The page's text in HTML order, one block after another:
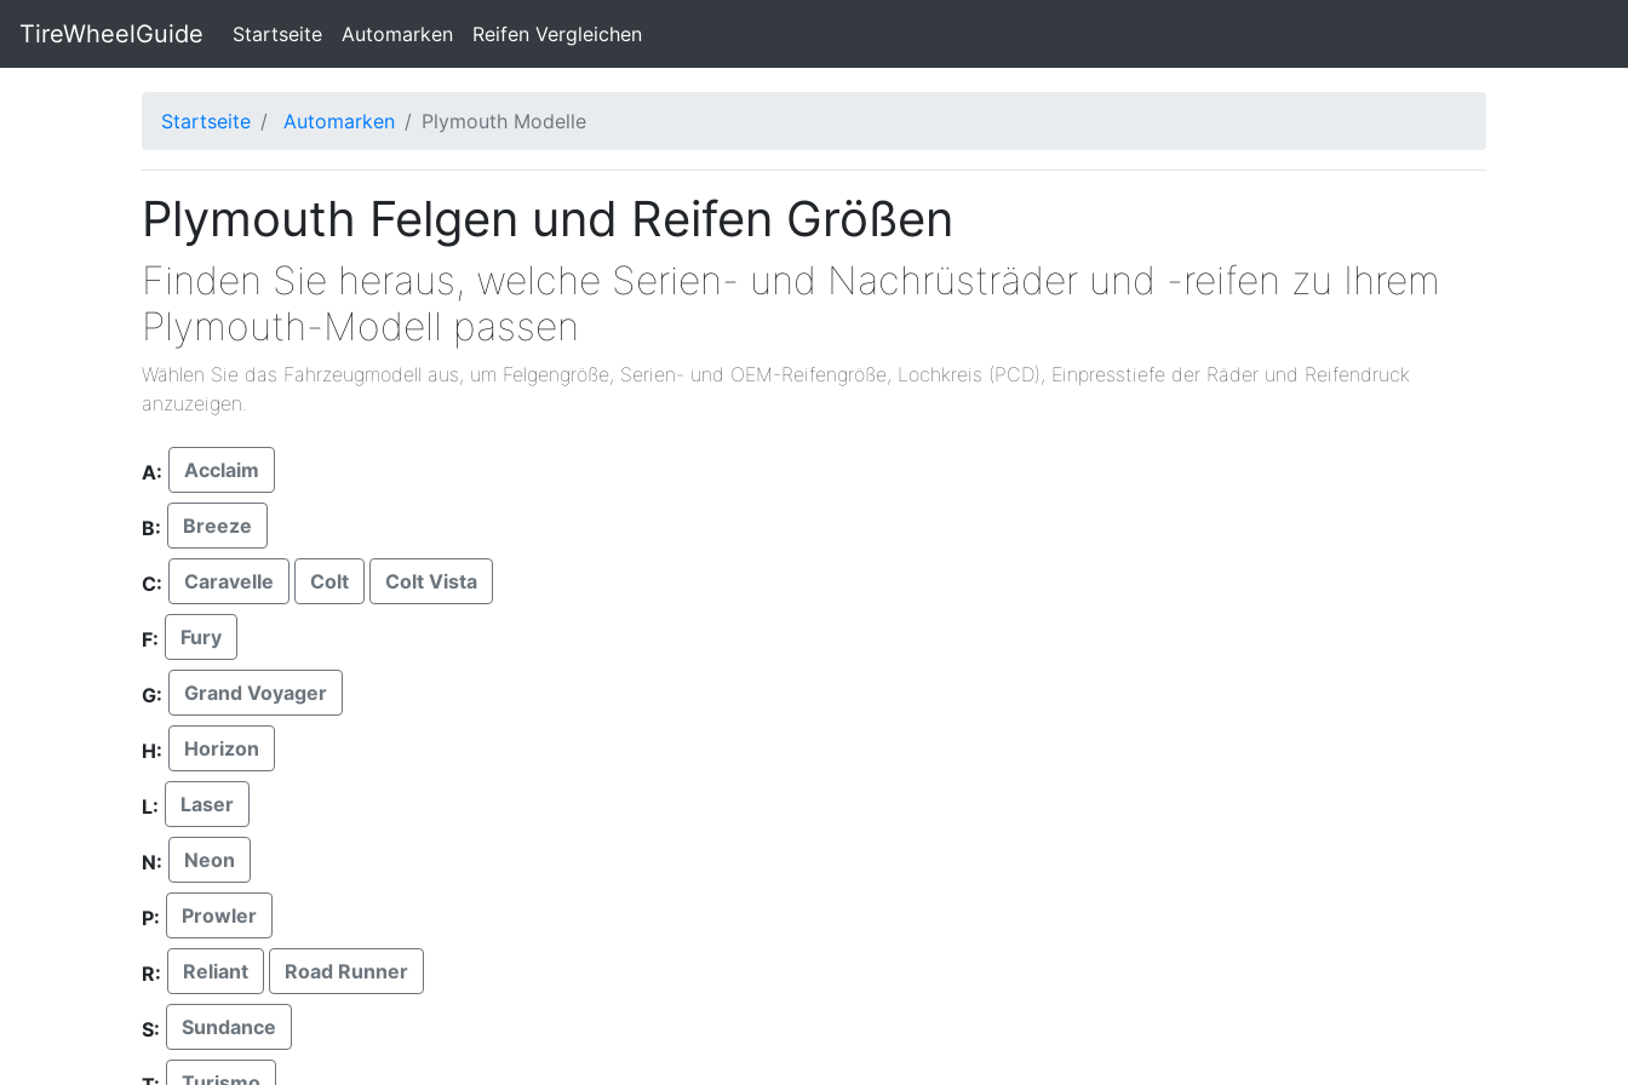
TireWheelGuide Startseite(current)
Automarken Reifen Vergleichen
Startseite Automarken Plymouth Modelle
Plymouth Felgen und Reifen Größen
Finden Sie heraus, welche Serien- und Nachrüsträder und -reifen zu Ihrem
Plymouth-Modell passen
Wählen Sie das Fahrzeugmodell aus, um Felgengröße, Serien- und OEM-Reifengröße, Lochkreis (PCD), Einpresstiefe der Räder und Reifendruck
anzuzeigen.
A: Acclaim
B: Breeze
C: Caravelle Colt Colt Vista
F: Fury
G: Grand Voyager
H: Horizon
L: Laser
N: Neon
P: Prowler
R: Reliant Road Runner
S: Sundance